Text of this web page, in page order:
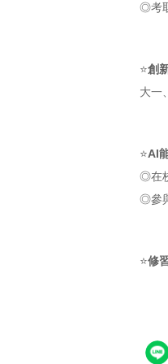
◎考
⭐創
大一
⭐AI
◎在
◎參
⭐修